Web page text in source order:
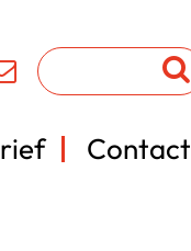
Contact